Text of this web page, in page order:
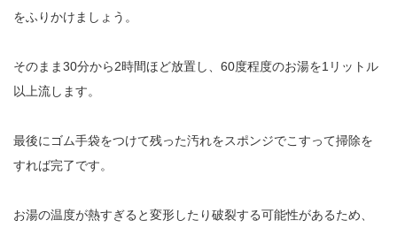
をふりかけましょう。
そのまま30分から2時間ほど放置し、60度程度のお湯を1リットル
以上流します。
最後にゴム手袋をつけて残った汚れをスポンジでこすって掃除を
すれば完了です。
お湯の温度が熱すぎると変形したり破裂する可能性があるため、